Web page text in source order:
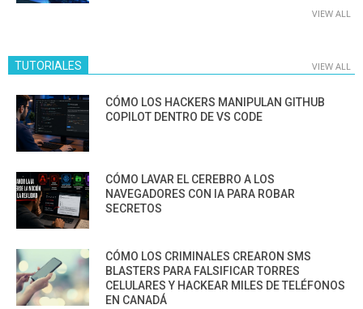
VIEW ALL
TUTORIALES VIEW ALL
CÓMO LOS HACKERS MANIPULAN GITHUB
COPILOT DENTRO DE VS CODE
CÓMO LAVAR EL CEREBRO A LOS
NAVEGADORES CON IA PARA ROBAR
SECRETOS
CÓMO LOS CRIMINALES CREARON SMS
BLASTERS PARA FALSIFICAR TORRES
CELULARES Y HACKEAR MILES DE TELÉFONOS
EN CANADÁ